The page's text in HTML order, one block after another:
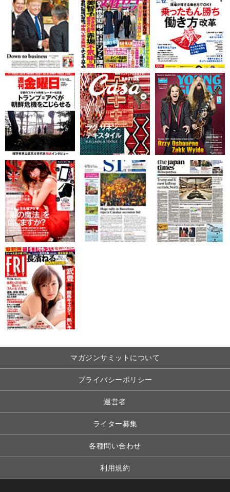
マガジンサミットについて
プライバシーポリシー
運営者
ライター募集
各種問い合わせ
利用規約